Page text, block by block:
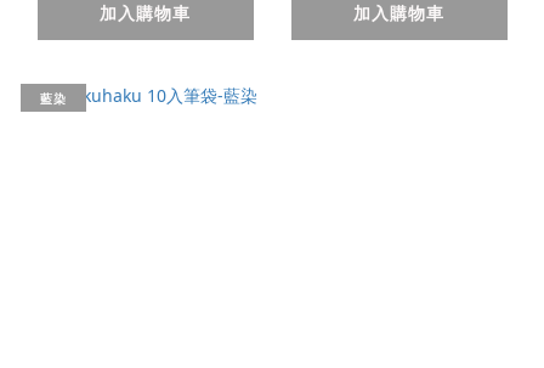
加入購物車 加入購物車
藍染